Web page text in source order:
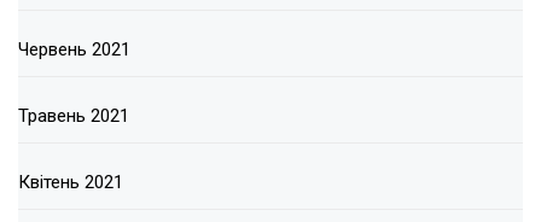
Червень 2021
Травень 2021
Квітень 2021